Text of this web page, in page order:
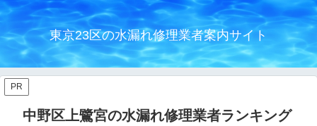
東京23区の水漏れ修理業者案内サイト
PR
中野区上鷺宮の水漏れ修理業者ランキング